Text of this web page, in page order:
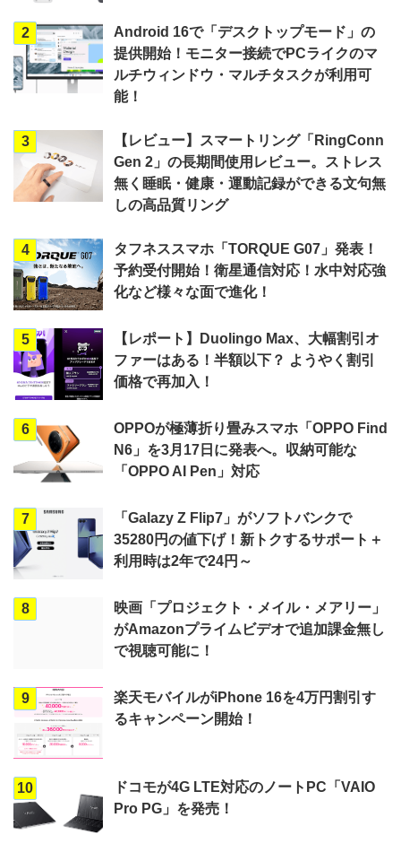
2
Android 16で「デスクトップモード」の
提供開始！モニター接続でPCライクのマ
ルチウィンドウ・マルチタスクが利用可
能！
3
【レビュー】スマートリング「RingConn
Gen 2」の長期間使用レビュー。ストレス
無く睡眠・健康・運動記録ができる文句無
しの高品質リング
4
タフネススマホ「TORQUE G07」発表！
予約受付開始！衛星通信対応！水中対応強
化など様々な面で進化！
5
【レポート】Duolingo Max、大幅割引オ
ファーはある！半額以下？ ようやく割引
価格で再加入！
6
OPPOが極薄折り畳みスマホ「OPPO Find
N6」を3月17日に発表へ。収納可能な
「OPPO AI Pen」対応
7
「Galazy Z Flip7」がソフトバンクで
35280円の値下げ！新トクするサポート＋
利用時は2年で24円～
8
映画「プロジェクト・メイル・メアリー」
がAmazonプライムビデオで追加課金無し
で視聴可能に！
9
楽天モバイルがiPhone 16を4万円割引す
るキャンペーン開始！
10
ドコモが4G LTE対応のノートPC「VAIO
Pro PG」を発売！